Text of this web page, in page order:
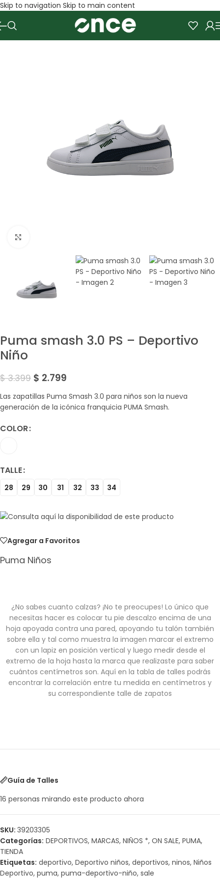
Skip to navigation Skip to main content
Puma smash 3.0 PS – Deportivo
Niño
$3.399 $ 2.799
Las zapatillas Puma Smash 3.0 para niños son la nueva
generación de la icónica franquicia PUMA Smash.
COLOR
TALLE
28 29 30 31 32 33 34
Agregar a Favoritos
Puma Niños
¿No sabes cuanto calzas? ¡No te preocupes! Lo único que
necesitas hacer es colocar tu pie descalzo encima de una
hoja apoyada contra una pared, apoyando tu talón también
sobre ella y tal como muestra la imagen marcar el extremo
con un lapiz en posición vertical y luego medir desde el
extremo de la hoja hasta la marca que realizaste para saber
cuántos centímetros son. Aquí en la tabla de talles podrás
encontrar la correlación entre tu medida en centímetros y
su correspondiente talle de zapatos
Guía de Talles
16 personas mirando este producto ahora
SKU: 39203305
Categorías: DEPORTIVOS, MARCAS, NIÑOS *, ON SALE, PUMA,
TIENDA
Etiquetas: deportivo, Deportivo niños, deportivos, ninos, Niños
Deportivo, puma, puma-deportivo-niño, sale